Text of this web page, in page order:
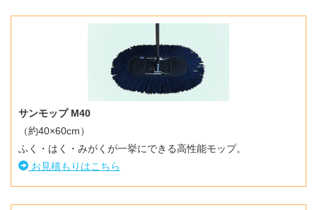
サンモップ M40
（約40×60cm）
ふく・はく・みがくが一挙にできる高性能モップ。
お見積もりはこちら